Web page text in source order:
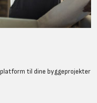
til dine byggeprojekter